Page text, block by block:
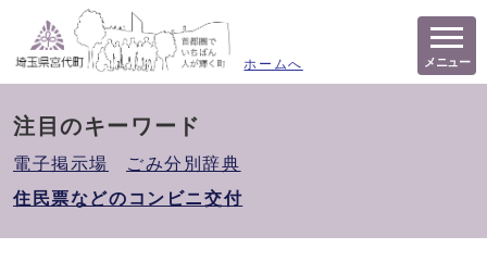
ホームへ メニュー
注目のキーワード
電子掲示場
ごみ分別辞典
住民票などのコンビニ交付